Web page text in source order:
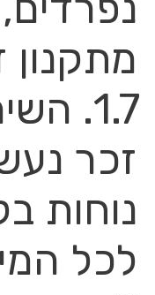
מתקנון
1.7.
זכר
נוחות
לכל